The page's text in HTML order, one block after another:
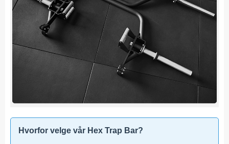
Hvorfor velge vår Hex Trap Bar?